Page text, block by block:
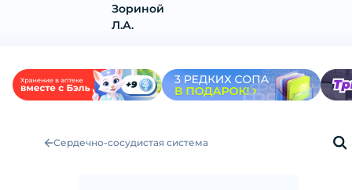
Зориной
Л.А.
Сердечно-сосудистая система